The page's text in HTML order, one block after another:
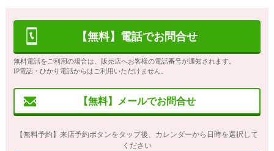
【無料】電話でお問合せ
無料電話をご利用の場合は、販売店へお客様の電話番号が通知されます。
IP電話・ひかり電話からはご利用いただけません。
【無料】メールでお問合せ
【無料予約】来店予約ボタンをタップ後、カレンダーから日時を選択して
ください